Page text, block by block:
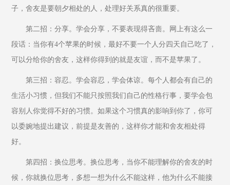
子，舍友是要朝夕相处的人，处理好关系真的很重要。
第二招：分享。学会分享，不要表现得吝啬。网上有这么一
段话：当你有4个苹果的时候，最好不要一个人分四天自己吃了，
可以分给你的舍友，这样你得到的就是友谊，而不是苹果了。
第三招：容忍。学会容忍，学会体谅。每个人都会有自己的
生活小习惯，但我们不能只按照我们自己的性格行事，要学会包
容别人你觉得不好的习惯。如果这个习惯真的影响到你了，你可
以委婉地提出建议，前提是友善的，这样你才能和舍友相处得
好。
第四招：换位思考。换位思考，当你不能理解你的舍友的时
候，你就换位思考，多想一想为什么不能这样，他为什么不能接